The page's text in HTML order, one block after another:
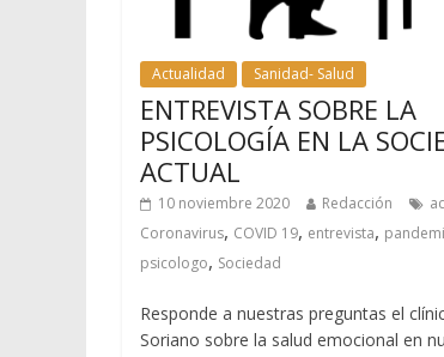
Actualidad Sanidad- Salud
ENTREVISTA SOBRE LA
PSICOLOGÍA EN LA
ACTUAL
10 noviembre 2020 Redacción
Coronavirus, COVID 19, entrevista,
psicologo, Sociedad
Responde a nuestras preguntas el
Soriano sobre la salud emocional en